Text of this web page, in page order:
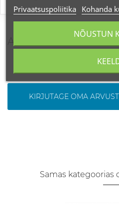
KIRJUTAGE OMA
Samas kategoorias
Privaatsuspoliitika Kohanda
NÕUSTUN